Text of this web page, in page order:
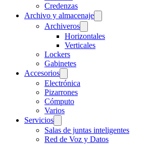
Credenzas
Archivo y almacenaje
Archiveros
Horizontales
Verticales
Lockers
Gabinetes
Accesorios
Electrónica
Pizarrones
Cómputo
Varios
Servicios
Salas de juntas inteligentes
Red de Voz y Datos